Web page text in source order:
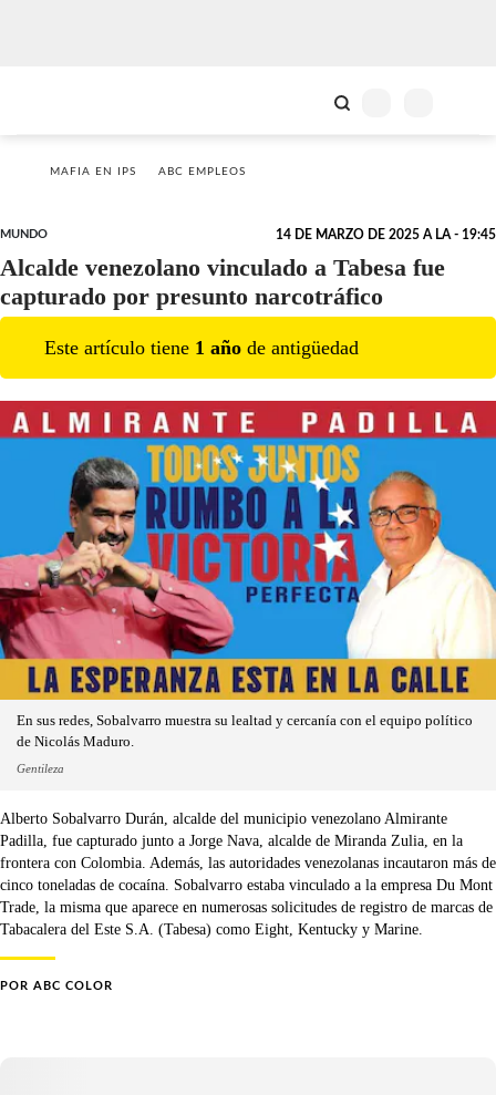
MAFIA EN IPS ABC EMPLEOS
MUNDO 14 DE MARZO DE 2025 A LA - 19:45
Alcalde venezolano vinculado a Tabesa fue
capturado por presunto narcotráfico
Este artículo tiene 1 año de antigüedad
En sus redes, Sobalvarro muestra su lealtad y cercanía con el equipo político
de Nicolás Maduro.
Gentileza
Alberto Sobalvarro Durán, alcalde del municipio venezolano Almirante
Padilla, fue capturado junto a Jorge Nava, alcalde de Miranda Zulia, en la
frontera con Colombia. Además, las autoridades venezolanas incautaron más de
cinco toneladas de cocaína. Sobalvarro estaba vinculado a la empresa Du Mont
Trade, la misma que aparece en numerosas solicitudes de registro de marcas de
Tabacalera del Este S.A. (Tabesa) como Eight, Kentucky y Marine.
POR ABC COLOR